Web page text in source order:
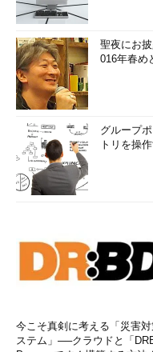
聖夜にお
016年春め
グループ
トリを操
今こそ真剣に考える「災害対
ステム」──クラウドと「